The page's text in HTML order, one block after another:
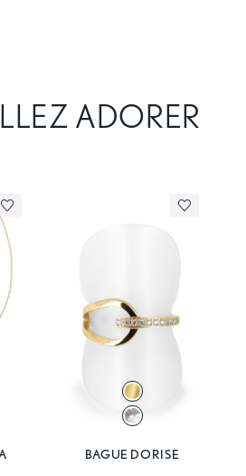
ADORER
BAGUE DORISE